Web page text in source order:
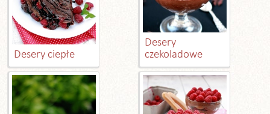
Desery ciepłe
Desery
czekoladowe